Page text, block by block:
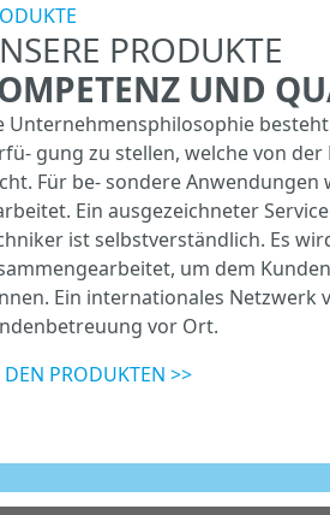
PRODUKTE
UND
Unternehmensphilosophie
gung zu stellen, welche von
Für be- sondere
Ein ausgezeichneter
ist selbstverständlich. Es
um dem
Ein internationales Netzwerk
vor Ort.
PRODUKTEN >>